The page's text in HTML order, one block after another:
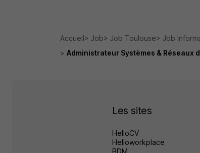
Accueil Job Job Toulouse Job
Administrateur Systèmes & Réseaux
Les sites
HelloCV
Helloworkplace